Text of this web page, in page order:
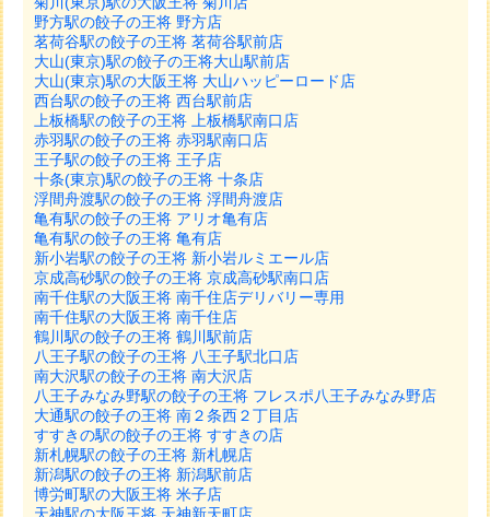
野方駅の餃子の王将 野方店
茗荷谷駅の餃子の王将 茗荷谷駅前店
大山(東京)駅の餃子の王将大山駅前店
大山(東京)駅の大阪王将 大山ハッピーロード店
西台駅の餃子の王将 西台駅前店
上板橋駅の餃子の王将 上板橋駅南口店
赤羽駅の餃子の王将 赤羽駅南口店
王子駅の餃子の王将 王子店
十条(東京)駅の餃子の王将 十条店
浮間舟渡駅の餃子の王将 浮間舟渡店
亀有駅の餃子の王将 アリオ亀有店
亀有駅の餃子の王将 亀有店
新小岩駅の餃子の王将 新小岩ルミエール店
京成高砂駅の餃子の王将 京成高砂駅南口店
南千住駅の大阪王将 南千住店デリバリー専用
南千住駅の大阪王将 南千住店
鶴川駅の餃子の王将 鶴川駅前店
八王子駅の餃子の王将 八王子駅北口店
南大沢駅の餃子の王将 南大沢店
八王子みなみ野駅の餃子の王将 フレスポ八王子みなみ野店
大通駅の餃子の王将 南２条西２丁目店
すすきの駅の餃子の王将 すすきの店
新札幌駅の餃子の王将 新札幌店
新潟駅の餃子の王将 新潟駅前店
博労町駅の大阪王将 米子店